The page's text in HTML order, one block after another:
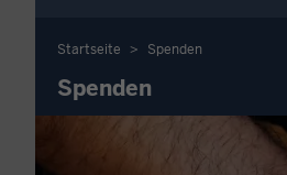
Sie
befinden
Startseite Spenden
Spenden